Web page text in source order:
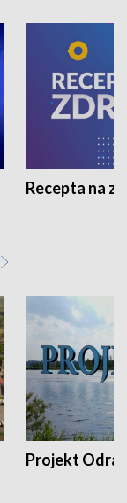
Recepta na
Projekt Odra